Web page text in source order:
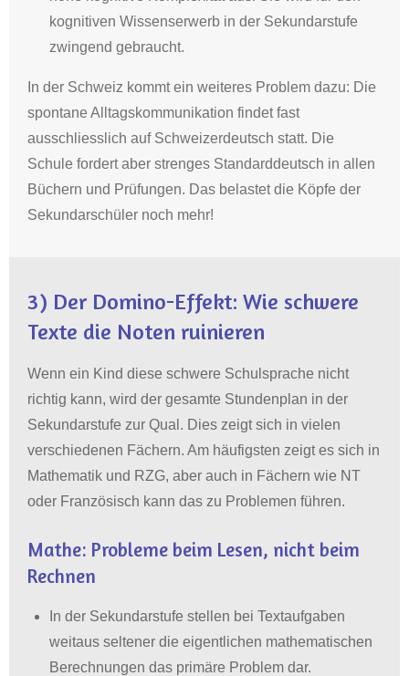
kognitiven Wissenserwerb in der Sekundarstufe
zwingend gebraucht.
In der Schweiz kommt ein weiteres Problem dazu: Die
spontane Alltagskommunikation findet fast
ausschliesslich auf Schweizerdeutsch statt. Die
Schule fordert aber strenges Standarddeutsch in allen
Büchern und Prüfungen. Das belastet die Köpfe der
Sekundarschüler noch mehr!
3) Der Domino-Effekt: Wie schwere
Texte die Noten ruinieren
Wenn ein Kind diese schwere Schulsprache nicht
richtig kann, wird der gesamte Stundenplan in der
Sekundarstufe zur Qual . Dies zeigt sich in vielen
verschiedenen Fächern. Am häufigsten zeigt es sich in
Mathematik und RZG, aber auch in Fächern wie NT
oder Französisch kann das zu Problemen führen.
Mathe: Probleme beim Lesen, nicht beim
Rechnen
In der Sekundarstufe stellen bei Textaufgaben
weitaus seltener die eigentlichen mathematischen
Berechnungen das primäre Problem dar.